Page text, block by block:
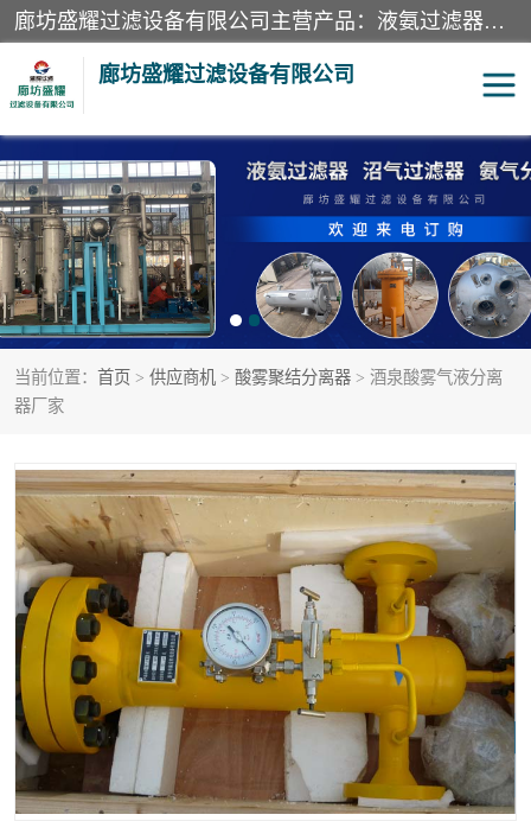
廊坊盛耀过滤设备有限公司主营产品：液氨过滤器、沼气过滤器、氨气分离器、二氧化碳过滤器、过滤器、液氨氨气过滤器、天然气过滤器、管道过滤器、*过滤器、液氨除油除水过滤器、氨气除油除水过滤器、焦炉煤气除焦油过滤器等。
廊坊盛耀过滤设备有限公司
当前位置： 首页 > 供应商机 > 酸雾聚结分离器 > 酒泉酸雾气液分离
器厂家
二氧化碳过滤器 过滤器
液氨氨气过滤器 沼气过滤器
天然气过滤器 管道过滤器
甲醇过滤器 液氨除油除水过滤器
硝酸尾气分离器 酸雾聚结分离器
高炉煤气过滤器 替代进口过滤器
化工盐酸气聚结器 耐腐蚀除雾器滤芯